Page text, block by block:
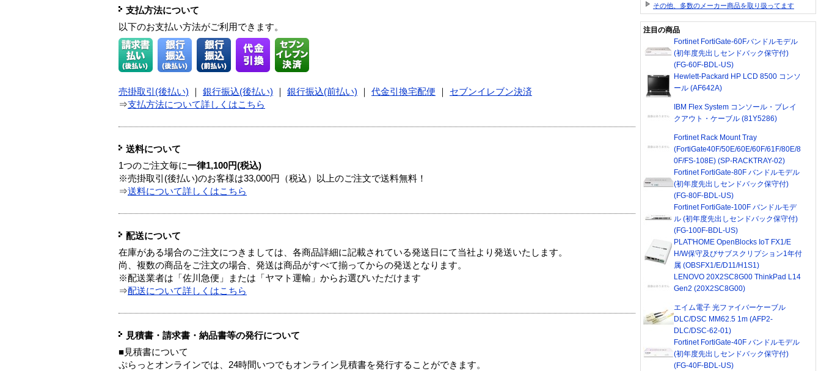
支払方法について
以下のお支払い方法がご利用できます。
売掛取引(後払い) 銀行振込(後払い) 銀行振込(前払い) 代金引換宅配便
セブンイレブン決済
⇒支払方法について詳しくはこちら
送料について
1つのご注文毎に一律1,100円(税込)
※売掛取引(後払い)のお客様は33,000円（税込）以上のご注文で送料無料！
⇒送料について詳しくはこちら
配送について
在庫がある場合のご注文につきましては、各商品詳細に記載されている発送日にて当社より発送いたします。
尚、複数の商品をご注文の場合、発送は商品がすべて揃ってからの発送となります。
※配送業者は「佐川急便」または「ヤマト運輸」からお選びいただけます
⇒配送について詳しくはこちら
見積書・請求書・納品書等の発行について
■見積書について
ぷらっとオンラインでは、24時間いつでもオンライン見積書を発行することができます。
その他、多数のメーカー商品を取り扱ってます
注目の商品
Fortinet FortiGate-60Fバンドルモデル
(初年度先出しセンドバック保守付)
(FG-60F-BDL-US)
Hewlett-Packard HP LCD 8500 コンソ
ール (AF642A)
IBM Flex System コンソール・ブレイ
クアウト・ケーブル (81Y5286)
Fortinet Rack Mount Tray
(FortiGate40F/50E/60E/60F/61F/80E/8
0F/FS-108E) (SP-RACKTRAY-02)
Fortinet FortiGate-80F バンドルモデル
(初年度先出しセンドバック保守付)
(FG-80F-BDL-US)
Fortinet FortiGate-100F バンドルモデ
ル (初年度先出しセンドバック保守付)
(FG-100F-BDL-US)
PLAT'HOME OpenBlocks IoT FX1/E
H/W保守及びサブスクリプション1年付
属 (OBSFX1/E/D11/H1S1)
LENOVO 20X2SC8G00 ThinkPad L14
Gen2 (20X2SC8G00)
エイム電子 光ファイバーケーブル
DLC/DSC MM62.5 1m (AFP2-
DLC/DSC-62-01)
Fortinet FortiGate-40F バンドルモデル
(初年度先出しセンドバック保守付)
(FG-40F-BDL-US)